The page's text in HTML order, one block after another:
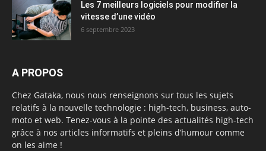
Les 7 meilleurs logiciels pour modifier la
vitesse d’une vidéo
6 septembre 2023
A PROPOS
Chez Gataka, nous nous renseignons sur tous les sujets
relatifs à la nouvelle technologie : high-tech, business, auto-
moto et web. Tenez-vous à la pointe des actualités high-tech
grâce à nos articles informatifs et pleins d’humour comme
on les aime !